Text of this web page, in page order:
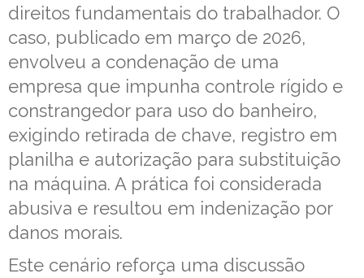
direitos fundamentais do trabalhador. O
caso, publicado em março de 2026,
envolveu a condenação de uma
empresa que impunha controle rígido e
constrangedor para uso do banheiro,
exigindo retirada de chave, registro em
planilha e autorização para substituição
na máquina. A prática foi considerada
abusiva e resultou em indenização por
danos morais.
Este cenário reforça uma discussão